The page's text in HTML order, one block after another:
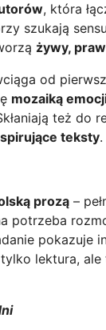
, która
szukają
żywy,
od
mozaiką
też do
teksty.
prozą –
pokazuje
lektura, ale